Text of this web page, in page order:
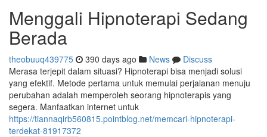
Menggali Hipnoterapi Sedang
Berada
theobuuq439775 390 days ago News
Discuss
Merasa terjepit dalam situasi? Hipnoterapi bisa menjadi solusi
yang efektif. Metode pertama untuk memulai perjalanan menuju
perubahan adalah memperoleh seorang hipnoterapis yang
segera. Manfaatkan internet untuk
https://tiannaqirb560815.pointblog.net/memcari-hipnoterapi-
terdekat-81917372